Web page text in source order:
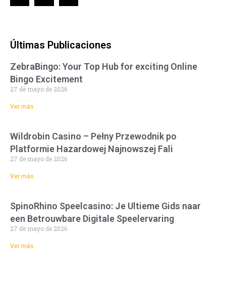
Últimas Publicaciones
ZebraBingo: Your Top Hub for exciting Online
Bingo Excitement
27 de mayo de 2026
Ver más
Wildrobin Casino – Pełny Przewodnik po
Platformie Hazardowej Najnowszej Fali
27 de mayo de 2026
Ver más
SpinoRhino Speelcasino: Je Ultieme Gids naar
een Betrouwbare Digitale Speelervaring
27 de mayo de 2026
Ver más